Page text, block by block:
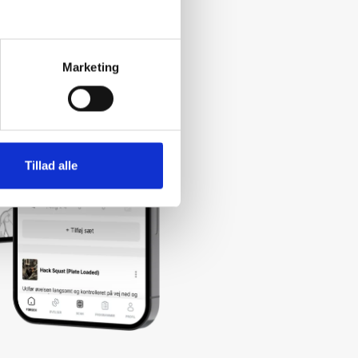
Marketing
Tillad alle